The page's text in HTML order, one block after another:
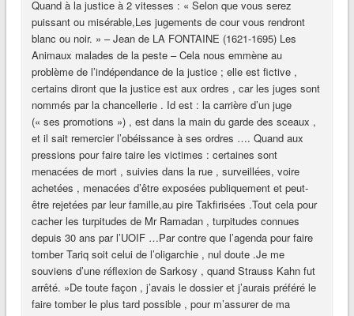
Quand à la justice à 2 vitesses : « Selon que vous serez
puissant ou misérable,Les jugements de cour vous rendront
blanc ou noir. » – Jean de LA FONTAINE (1621-1695) Les
Animaux malades de la peste – Cela nous emmène au
problème de l’indépendance de la justice ; elle est fictive ,
certains diront que la justice est aux ordres , car les juges sont
nommés par la chancellerie . Id est : la carrière d’un juge
(« ses promotions ») , est dans la main du garde des sceaux ,
et il sait remercier l’obéissance à ses ordres …. Quand aux
pressions pour faire taire les victimes : certaines sont
menacées de mort , suivies dans la rue , surveillées, voire
achetées , menacées d’être exposées publiquement et peut-
être rejetées par leur famille,au pire Takfirisées .Tout cela pour
cacher les turpitudes de Mr Ramadan , turpitudes connues
depuis 30 ans par l’UOIF …Par contre que l’agenda pour faire
tomber Tariq soit celui de l’oligarchie , nul doute .Je me
souviens d’une réflexion de Sarkosy , quand Strauss Kahn fut
arrêté. »De toute façon , j’avais le dossier et j’aurais préféré le
faire tomber le plus tard possible , pour m’assurer de ma